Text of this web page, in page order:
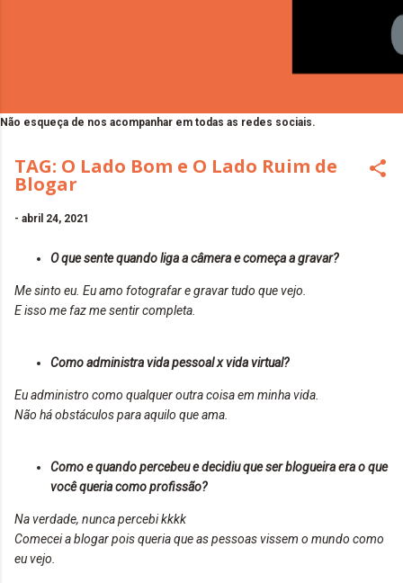
Não esqueça de nos acompanhar em todas as redes sociais.
TAG: O Lado Bom e O Lado Ruim de
Blogar
- abril 24, 2021
O que sente quando liga a câmera e começa a gravar?
Me sinto eu. Eu amo fotografar e gravar tudo que vejo.
E isso me faz me sentir completa.
Como administra vida pessoal x vida virtual?
Eu administro como qualquer outra coisa em minha vida.
Não há obstáculos para aquilo que ama.
Como e quando percebeu e decidiu que ser blogueira era o que
você queria como profissão?
Na verdade, nunca percebi kkkk
Comecei a blogar pois queria que as pessoas vissem o mundo como
eu vejo.